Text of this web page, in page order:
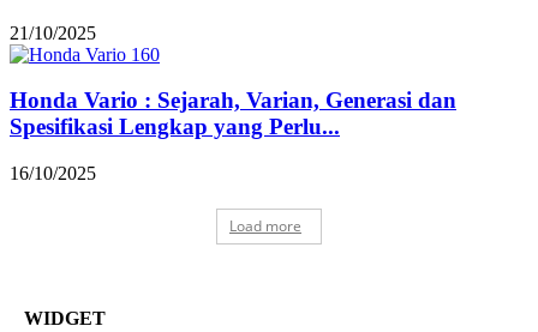
21/10/2025
Honda Vario : Sejarah, Varian, Generasi dan
Spesifikasi Lengkap yang Perlu...
16/10/2025
Load more
WIDGET